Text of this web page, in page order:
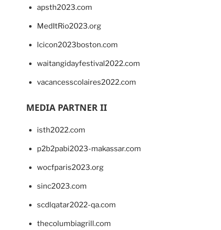
apsth2023.com
MedItRio2023.org
lcicon2023boston.com
waitangidayfestival2022.com
vacancesscolaires2022.com
MEDIA PARTNER II
isth2022.com
p2b2pabi2023-makassar.com
wocfparis2023.org
sinc2023.com
scdlqatar2022-qa.com
thecolumbiagrill.com